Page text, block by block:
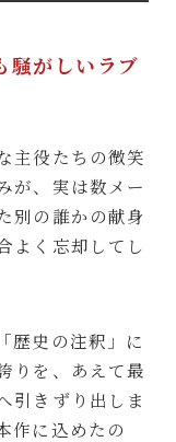
騒がしいラブ
主役たちの微笑
が、実は数メー
別の誰かの献身
よく忘却してし
歴史の注釈」に
りを、あえて最
引きずり出しま
作に込めたの